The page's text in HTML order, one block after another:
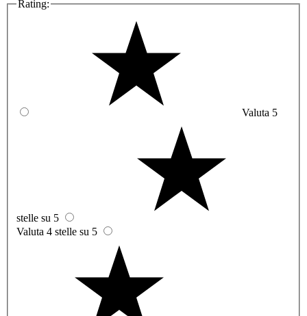
Rating:
Valuta 5
stelle su 5
Valuta 4 stelle su 5